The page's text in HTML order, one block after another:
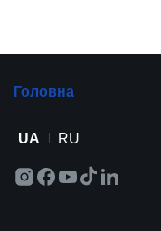
Головна
UA RU